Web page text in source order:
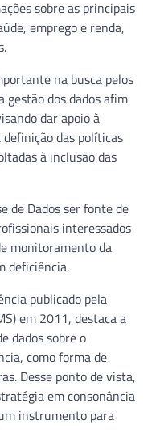
sobre as principais
emprego e renda,
na busca pelos
dos dados afim
dar apoio à
das políticas
à inclusão das
de Dados ser fonte de
interessados
monitoramento da
deficiência.
publicado pela
em 2011, destaca a
dados sobre o
como forma de
Desse ponto de vista,
em consonância
instrumento para